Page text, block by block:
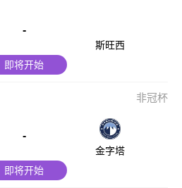
-
斯旺西
即将开始
非冠杯
-
金字塔
即将开始